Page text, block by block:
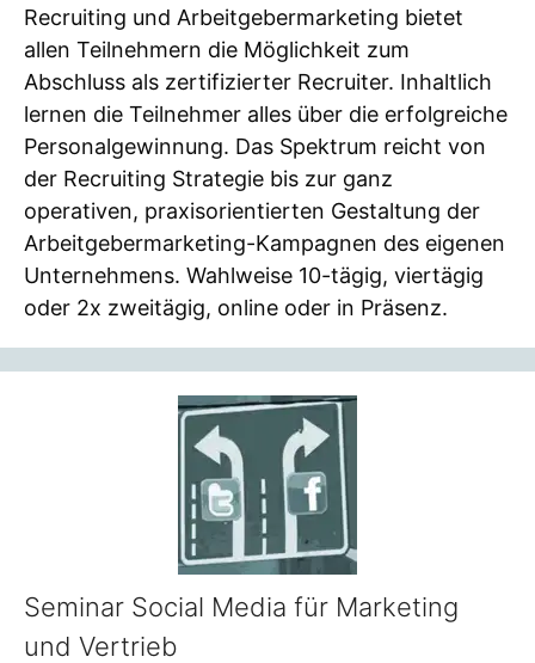
Recruiting und Arbeitgebermarketing bietet
allen Teilnehmern die Möglichkeit zum
Abschluss als zertifizierter Recruiter. Inhaltlich
lernen die Teilnehmer alles über die erfolgreiche
Personalgewinnung. Das Spektrum reicht von
der Recruiting Strategie bis zur ganz
operativen, praxisorientierten Gestaltung der
Arbeitgebermarketing-Kampagnen des eigenen
Unternehmens. Wahlweise 10-tägig, viertägig
oder 2x zweitägig, online oder in Präsenz.
Seminar Social Media für Marketing
und Vertrieb